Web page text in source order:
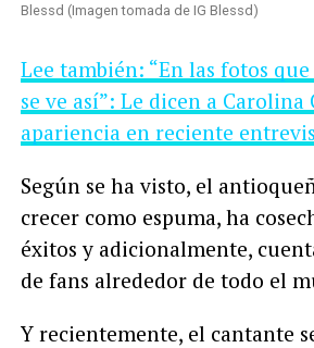
Blessd (Imagen tomada de IG Blessd)
Lee también: “En las fotos
se ve así”: Le dicen a Carolina
apariencia en reciente
Según se ha visto, el
crecer como espuma, ha
éxitos y adicionalmente,
de fans alrededor de todo el
Y recientemente, el cantante